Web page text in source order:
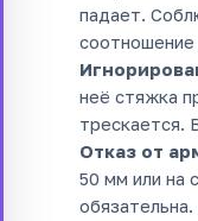
падает.
соотношение
неё стяжка
трескается.
Отказ от
50 мм или на